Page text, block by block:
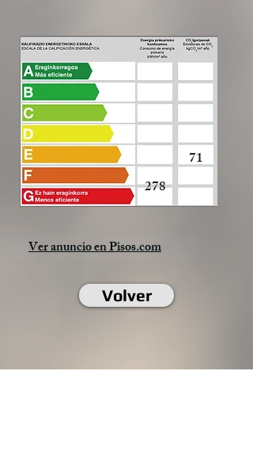
278
71
Ver anuncio en Pisos.com
Volver